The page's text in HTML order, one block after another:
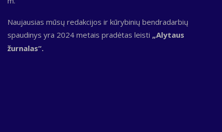
Naujausias mūsų redakcijos ir kūrybinių bendradarbių
spaudinys yra 2024 metais pradėtas leisti „Alytaus
žurnalas“.